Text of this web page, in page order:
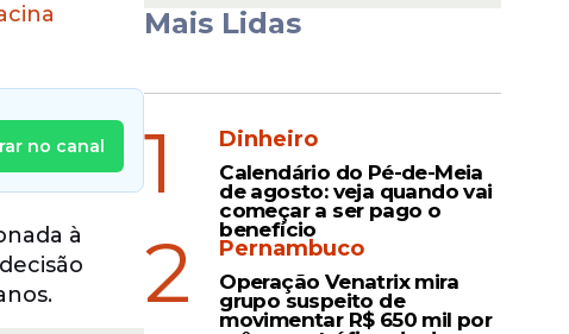
no canal
à
Mais Lidas
1 Dinheiro
Calendário do Pé-de-Meia
de agosto: veja quando vai
começar a ser pago o
benefício
2 Pernambuco
Operação Venatrix mira
grupo suspeito de
movimentar R$ 650 mil por